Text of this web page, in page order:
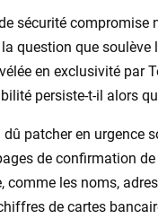
sécurité
question que
en exclusivité par
persiste-t-il alors
dû patcher en
de confirmation
comme les noms,
de cartes